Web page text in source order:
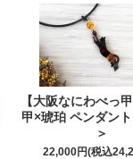
【大阪なにわべっ
甲×琥珀 ペンダン
＞
22,000円(税込